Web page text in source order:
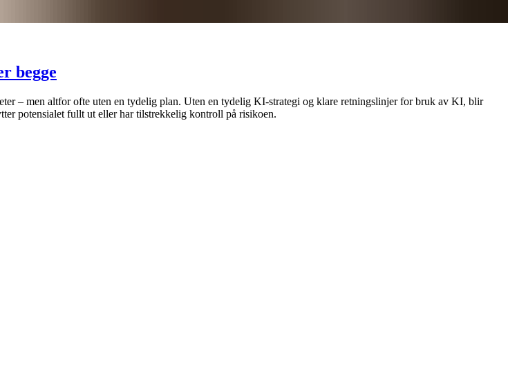
begge
– men altfor ofte uten en tydelig plan. Uten en tydelig KI-strategi og klare retningslinjer for bruk av KI, blir
potensialet fullt ut eller har tilstrekkelig kontroll på risikoen.